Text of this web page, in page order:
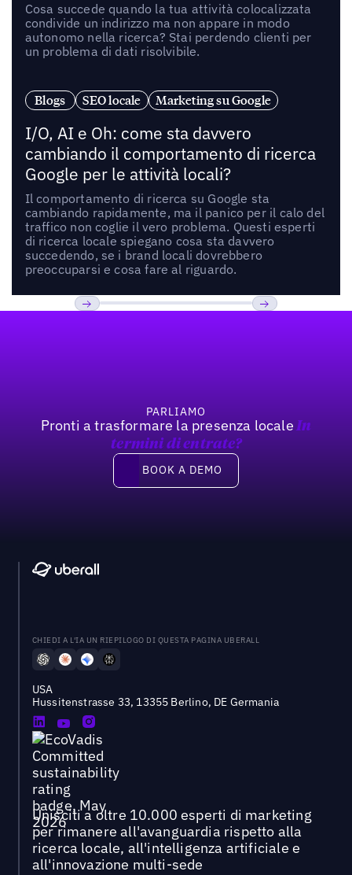
Cosa succede quando la tua attività colocalizzata
condivide un indirizzo ma non appare in modo
autonomo nella ricerca? Stai perdendo clienti per
un problema di dati risolvibile.
Blogs SEO locale Marketing su Google
I/O, AI e Oh: come sta davvero
cambiando il comportamento di ricerca
Google per le attività locali?
Il comportamento di ricerca su Google sta
cambiando rapidamente, ma il panico per il calo del
traffico non coglie il vero problema. Questi esperti
di ricerca locale spiegano cosa sta davvero
succedendo, se i brand locali dovrebbero
preoccuparsi e cosa fare al riguardo.
PARLIAMO
Pronti a trasformare la presenza locale In
termini di entrate?
Book a demo
BOOK A DEMO
CHIEDI A L'IA UN RIEPILOGO DI QUESTA PAGINA UBERALL
USA
Hussitenstrasse 33, 13355 Berlino, DE Germania
Unisciti a oltre 10.000 esperti di marketing
per rimanere all'avanguardia rispetto alla
ricerca locale, all'intelligenza artificiale e
all'innovazione multi-sede